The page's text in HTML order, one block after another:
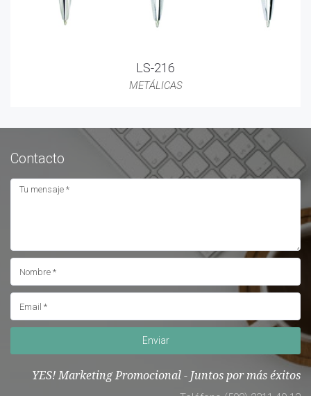
LS-216
METÁLICAS
Contacto
Enviar
YES! Marketing Promocional - Juntos por más éxitos